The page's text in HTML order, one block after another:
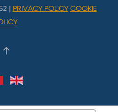
| PRIVACY POLICY COOKIE